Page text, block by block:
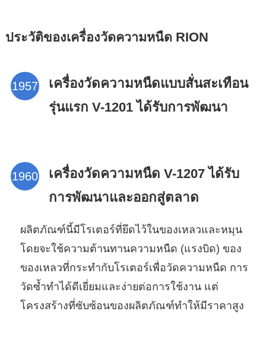
ประวัติของเครื่องวัดความหนืด RION
เครื่องวัดความหนืดแบบสั่นสะเทือน
รุ่นแรก V-1201 ได้รับการพัฒนา
เครื่องวัดความหนืด V-1207 ได้รับ
การพัฒนาและออกสู่ตลาด
ผลิตภัณฑ์นี้มีโรเตอร์ที่ยึดไว้ในของเหลวและหมุน
โดยจะใช้ความต้านทานความหนืด (แรงบิด) ของ
ของเหลวที่กระทำกับโรเตอร์เพื่อวัดความหนืด การ
วัดซ้ำทำได้ดีเยี่ยมและง่ายต่อการใช้งาน แต่
โครงสร้างที่ซับซ้อนของผลิตภัณฑ์ทำให้มีราคาสูง